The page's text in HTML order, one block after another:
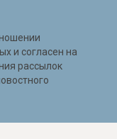
и согласен на
рассылок